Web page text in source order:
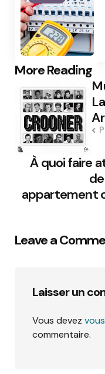
More Reading
Post
navigation
À quoi faire
appartement
Leave a
Laisser un
Vous devez
commentaire.